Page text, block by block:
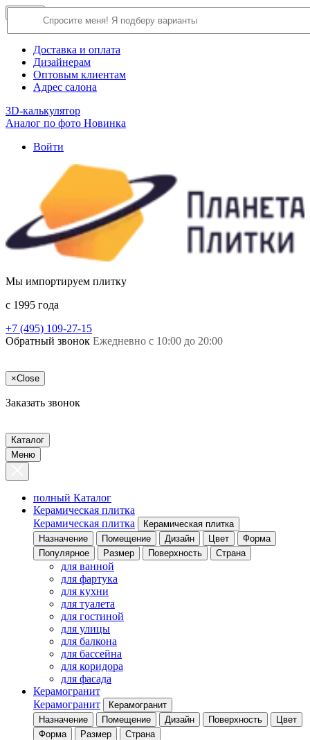
О компании
Доставка и оплата
Дизайнерам
Оптовым клиентам
Адрес салона
3D-калькулятор
Аналог по фото Новинка
Войти
Мы импортируем плитку
c 1995 года
+7 (495) 109-27-15
Обратный звонок Ежедневно с 10:00 до 20:00
×Close
Заказать звонок
Каталог
Меню
полный Каталог
Керамическая плитка
Керамическая плитка
Керамическая плитка
Назначение
Помещение Дизайн Цвет
Форма
Популярное
Размер Поверхность Страна
для ванной
для фартука
для кухни
для туалета
для гостиной
для улицы
для балкона
для бассейна
для коридора
для фасада
Керамогранит
Керамогранит
Керамогранит
Назначение
Помещение Дизайн Поверхность
Цвет
Форма
Размер Страна